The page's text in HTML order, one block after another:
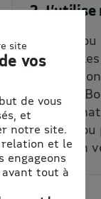
2.
En ligne
(vérifier
chaque
bon
un code
code à un
du
site
vos
de vous
et
notre site.
et le
engageons
tout à